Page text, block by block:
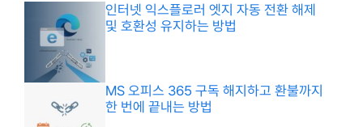
인터넷 익스플로러 엣지 자동 전환 해제
및 호환성 유지하는 방법
MS 오피스 365 구독 해지하고 환불까지
한 번에 끝내는 방법